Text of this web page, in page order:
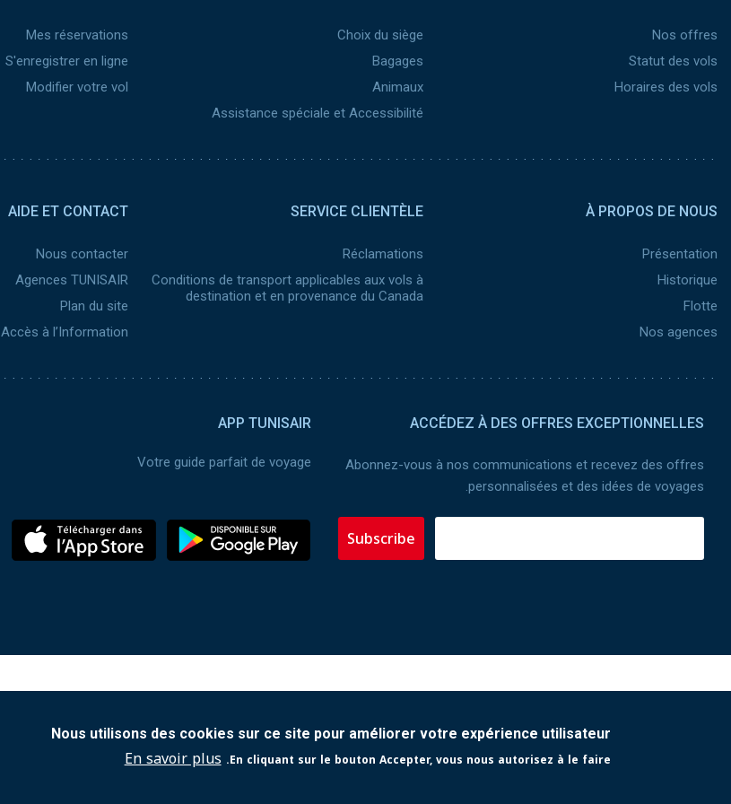
Nos offres
Statut des vols
Horaires des vols
Choix du siège
Bagages
Animaux
Assistance spéciale et Accessibilité
Mes réservations
S'enregistrer en ligne
Modifier votre vol
À PROPOS DE NOUS
Présentation
Historique
Flotte
Nos agences
SERVICE CLIENTÈLE
Réclamations
Conditions de transport applicables aux vols à
destination et en provenance du Canada
AIDE ET CONTACT
Nous contacter
Agences TUNISAIR
Plan du site
Accès à l’Information
ACCÉDEZ À DES OFFRES EXCEPTIONNELLES
Abonnez-vous à nos communications et recevez des offres
personnalisées et des idées de voyages.
Subscribe
APP TUNISAIR
Votre guide parfait de voyage
Copyright 2023 Tunisair. Tous droits réservés
Nous utilisons des cookies sur ce site pour améliorer votre expérience utilisateur
En cliquant sur le bouton Accepter, vous nous autorisez à le faire.
En savoir plus